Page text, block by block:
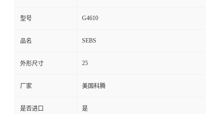
型号 G4610
品名 SEBS
外形尺寸 25
厂家 美国科腾
是否进口 是